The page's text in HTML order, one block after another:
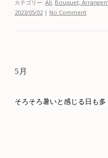
カテゴリー: All, Bouquet,
2023/05/02 | No Comment
5月
そろそろ暑いと感じる日も多